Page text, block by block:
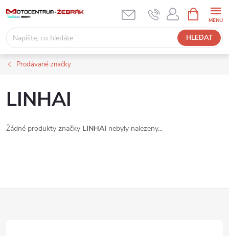
obsah
HLEDAT
NÁKUPNÍ
KOŠÍK
Prodávané značky
LINHAI
Žádné produkty značky LINHAI nebyly nalezeny...